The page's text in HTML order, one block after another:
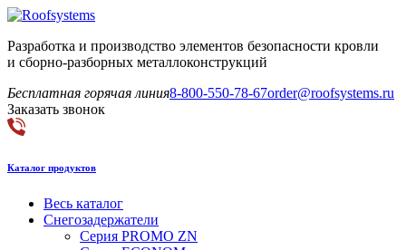
Разработка и производство элементов безопасности кровли
и сборно-разборных металлоконструкций
Бесплатная горячая линия8-800-550-78-67order@roofsystems.ru
Заказать звонок
Каталог продуктов
Весь каталог
Снегозадержатели
Серия PROMO ZN